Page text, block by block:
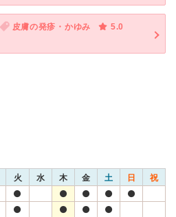
皮膚の発疹・かゆみ
5.0
火 水 木 金 土 日 祝